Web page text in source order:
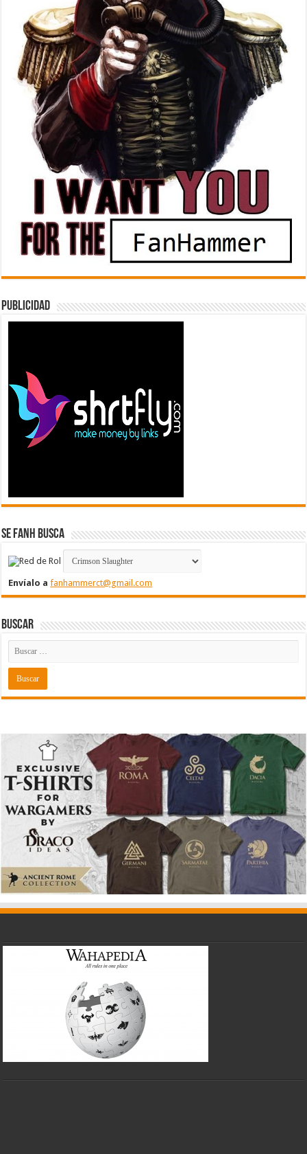
Publicidad
Se FanH Busca
Envíalo afanhammerct@gmail.com
Buscar